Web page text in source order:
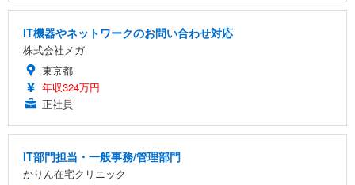
IT機器やネットワークのお問い合わせ対応
株式会社メガ
東京都
年収324万円
正社員
IT部門担当・一般事務/管理部門
かりん在宅クリニック